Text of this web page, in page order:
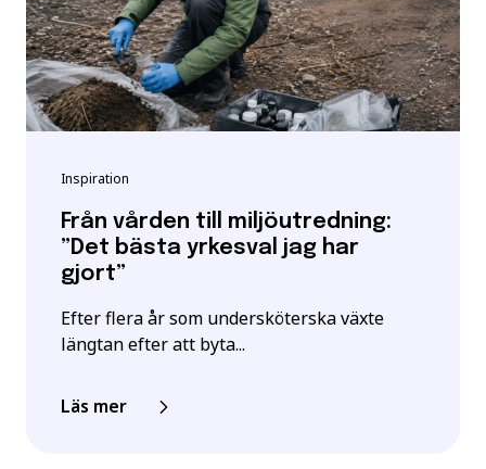
Inspiration
Från vården till miljöutredning:
”Det bästa yrkesval jag har
gjort”
Efter flera år som undersköterska växte
längtan efter att byta...
Läs mer